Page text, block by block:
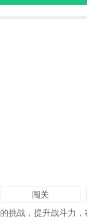
闯关
挑战，提升战斗力